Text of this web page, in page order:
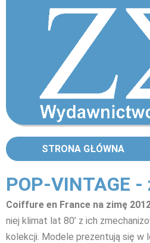
STRONA GŁÓWNA
POP-VINTAGE
Coiffure en France na zimę
niej klimat lat 80’ z ich
kolekcji. Modele prezentują się w